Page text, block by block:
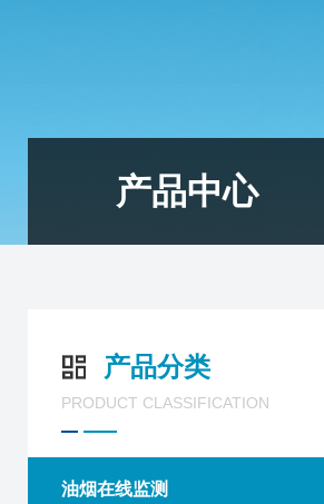
产品中心
产品分类
PRODUCT CLASSIFICATION
油烟在线监测